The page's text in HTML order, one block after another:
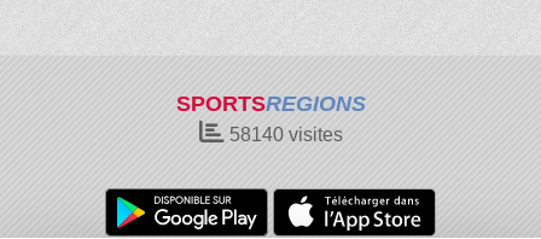
SPORTSREGIONS
58140visites